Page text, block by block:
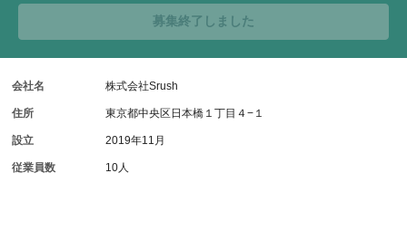
募集終了しました
会社名 株式会社Srush
住所 東京都中央区日本橋１丁目４−１
設立 2019年11月
従業員数 10人